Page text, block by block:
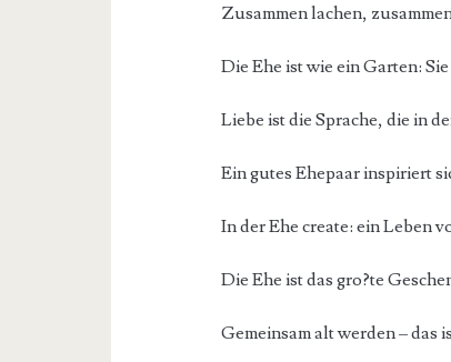
Zusammen lachen,
Die Ehe ist wie ein Garten:
Liebe ist die Sprache, die in
Ein gutes Ehepaar inspiriert
In der Ehe create: ein Leben
Die Ehe ist das gro?te
Gemeinsam alt werden – das